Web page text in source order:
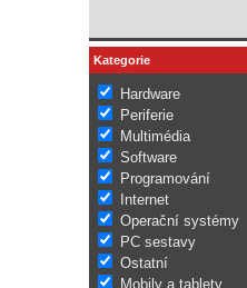
Kategorie
Hardware
Periferie
Multimédia
Software
Programování
Internet
Operační systémy
PC sestavy
Ostatní
Mobily a tablety